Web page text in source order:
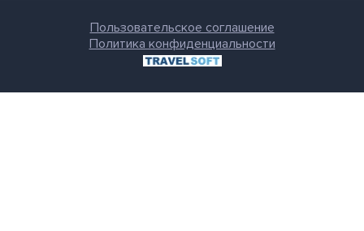
Пользовательское соглашение
Политика конфиденциальности